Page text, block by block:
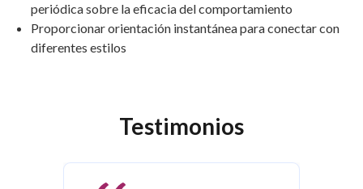
periódica sobre la eficacia del comportamiento
Proporcionar orientación instantánea para conectar con
diferentes estilos
Testimonios